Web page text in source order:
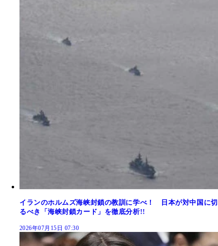
イランのホルムズ海峡封鎖の教訓に学べ！ 日本が対中国に切
るべき「海峡封鎖カード」を徹底分析!!
2026年07月15日 07:30